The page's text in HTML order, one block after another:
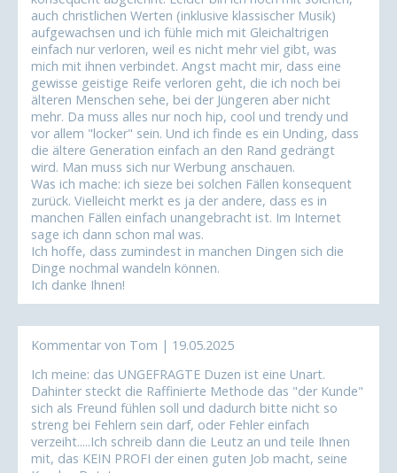
auch christlichen Werten (inklusive klassischer Musik)
aufgewachsen und ich fühle mich mit Gleichaltrigen
einfach nur verloren, weil es nicht mehr viel gibt, was
mich mit ihnen verbindet. Angst macht mir, dass eine
gewisse geistige Reife verloren geht, die ich noch bei
älteren Menschen sehe, bei der Jüngeren aber nicht
mehr. Da muss alles nur noch hip, cool und trendy und
vor allem "locker" sein. Und ich finde es ein Unding, dass
die ältere Generation einfach an den Rand gedrängt
wird. Man muss sich nur Werbung anschauen.
Was ich mache: ich sieze bei solchen Fällen konsequent
zurück. Vielleicht merkt es ja der andere, dass es in
manchen Fällen einfach unangebracht ist. Im Internet
sage ich dann schon mal was.
Ich hoffe, dass zumindest in manchen Dingen sich die
Dinge nochmal wandeln können.
Ich danke Ihnen!
Kommentar von Tom | 19.05.2025
Ich meine: das UNGEFRAGTE Duzen ist eine Unart.
Dahinter steckt die Raffinierte Methode das "der Kunde"
sich als Freund fühlen soll und dadurch bitte nicht so
streng bei Fehlern sein darf, oder Fehler einfach
verzeiht.....Ich schreib dann die Leutz an und teile Ihnen
mit, das KEIN PROFI der einen guten Job macht, seine